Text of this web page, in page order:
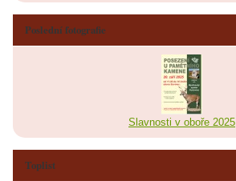
Poslední fotografie
Slavnosti v oboře 2025
Toplist